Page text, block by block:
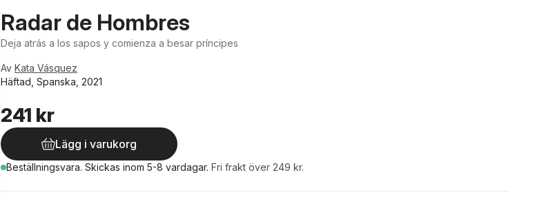
Radar de Hombres
Deja atrás a los sapos y comienza a besar príncipes
Av Kata Vásquez
Häftad, Spanska, 2021
241 kr
Lägg i varukorg
Beställningsvara. Skickas inom 5-8 vardagar. Fri frakt över 249 kr.